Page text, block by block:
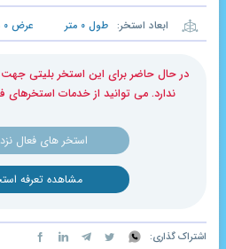
ابعاد استخر: طول ۰ متر عرض۰
در حال حاضر برای این استخر بلیتی
ندارد. می توانید از خدمات استخرهای
استخر های فعال
مشاهده تعرفه
اشتراک گذاری: